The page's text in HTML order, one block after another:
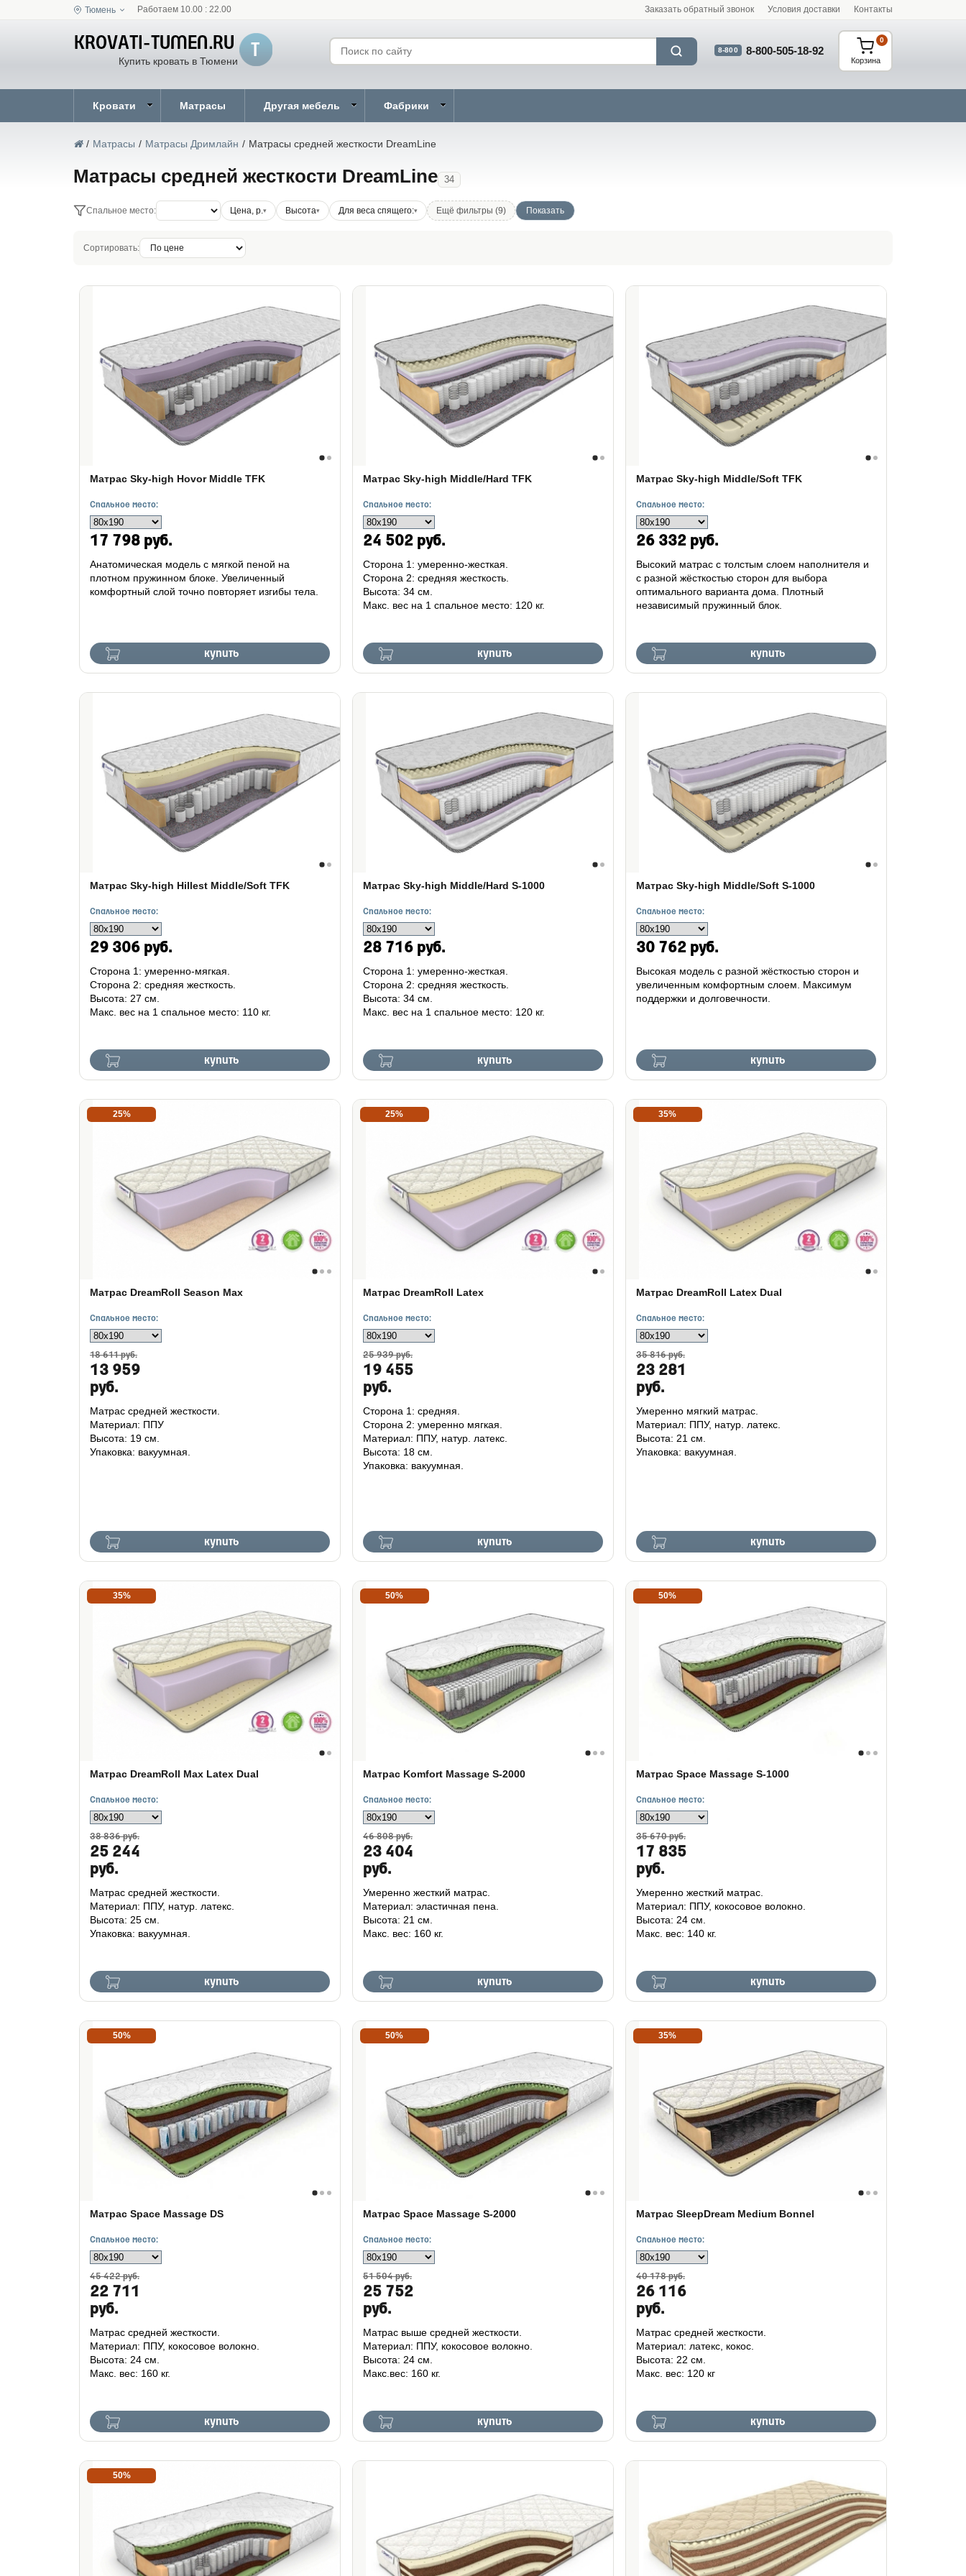
Тюмень Работаем 10.00 : 22.00 Заказать обратный звонок Условия доставки Контакты
Купить кровать в Тюмени
8-800 8-800-505-18-92
Корзина
0
Кровати Матрасы Другая мебель Фабрики
/ Матрасы / Матрасы Дримлайн / Матрасы средней жесткости DreamLine
Матрасы средней жесткости DreamLine 34
Спальное место: Цена, р. Высота Для веса спящего: Ещё фильтры (9)
Сортировать:
Матрас Sky-high Hovor Middle TFK
Спальное место:
17 798 руб.
купить
Анатомическая модель с мягкой пеной на
плотном пружинном блоке. Увеличенный
комфортный слой точно повторяет изгибы тела.
Матрас Sky-high Middle/Hard TFK
Спальное место:
24 502 руб.
купить
Сторона 1: умеренно-жесткая.
Сторона 2: средняя жесткость.
Высота: 34 см.
Макс. вес на 1 спальное место: 120 кг.
Матрас Sky-high Middle/Soft TFK
Спальное место:
26 332 руб.
купить
Высокий матрас с толстым слоем наполнителя и
с разной жёсткостью сторон для выбора
оптимального варианта дома. Плотный
независимый пружинный блок.
Матрас Sky-high Hillest Middle/Soft TFK
Спальное место:
29 306 руб.
купить
Сторона 1: умеренно-мягкая.
Сторона 2: средняя жесткость.
Высота: 27 см.
Макс. вес на 1 спальное место: 110 кг.
Матрас Sky-high Middle/Hard S-1000
Спальное место:
28 716 руб.
купить
Сторона 1: умеренно-жесткая.
Сторона 2: средняя жесткость.
Высота: 34 см.
Макс. вес на 1 спальное место: 120 кг.
Матрас Sky-high Middle/Soft S-1000
Спальное место:
30 762 руб.
купить
Высокая модель с разной жёсткостью сторон и
увеличенным комфортным слоем. Максимум
поддержки и долговечности.
25%
Матрас DreamRoll Season Max
Спальное место:
18 611 руб.
13 959
руб.
купить
Матрас средней жесткости.
Материал: ППУ
Высота: 19 см.
Упаковка: вакуумная.
25%
Матрас DreamRoll Latex
Спальное место:
25 939 руб.
19 455
руб.
купить
Сторона 1: средняя.
Сторона 2: умеренно мягкая.
Материал: ППУ, натур. латекс.
Высота: 18 см.
Упаковка: вакуумная.
35%
Матрас DreamRoll Latex Dual
Спальное место:
35 816 руб.
23 281
руб.
купить
Умеренно мягкий матрас.
Материал: ППУ, натур. латекс.
Высота: 21 см.
Упаковка: вакуумная.
35%
Матрас DreamRoll Max Latex Dual
Спальное место:
38 836 руб.
25 244
руб.
купить
Матрас средней жесткости.
Материал: ППУ, натур. латекс.
Высота: 25 см.
Упаковка: вакуумная.
50%
Матрас Komfort Massage S-2000
Спальное место:
46 808 руб.
23 404
руб.
купить
Умеренно жесткий матрас.
Материал: эластичная пена.
Высота: 21 см.
Макс. вес: 160 кг.
50%
Матрас Space Massage S-1000
Спальное место:
35 670 руб.
17 835
руб.
купить
Умеренно жесткий матрас.
Материал: ППУ, кокосовое волокно.
Высота: 24 см.
Макс. вес: 140 кг.
50%
Матрас Space Massage DS
Спальное место:
45 422 руб.
22 711
руб.
купить
Матрас средней жесткости.
Материал: ППУ, кокосовое волокно.
Высота: 24 см.
Макс. вес: 160 кг.
50%
Матрас Space Massage S-2000
Спальное место:
51 504 руб.
25 752
руб.
купить
Матрас выше средней жесткости.
Материал: ППУ, кокосовое волокно.
Высота: 24 см.
Макс.вес: 160 кг.
35%
Матрас SleepDream Medium Bonnel
Спальное место:
40 178 руб.
26 116
руб.
купить
Матрас средней жесткости.
Материал: латекс, кокос.
Высота: 22 см.
Макс. вес: 120 кг
50%